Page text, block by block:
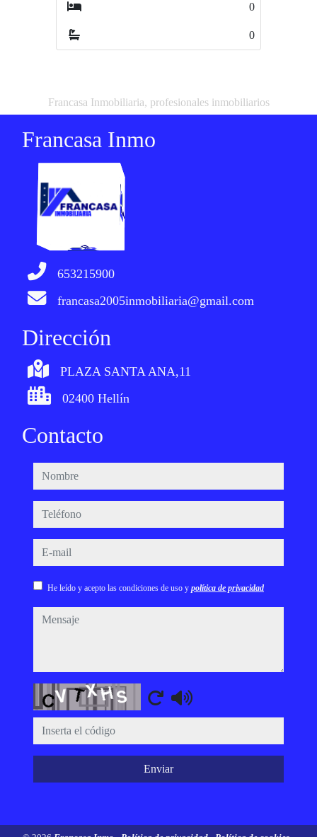
0
0
Francasa Inmobiliaria, profesionales inmobiliarios
Francasa Inmo
653215900
francasa2005inmobiliaria@gmail.com
Dirección
PLAZA SANTA ANA,11
02400 Hellín
Contacto
nombre
teléfono
e-mail
He leído y acepto las condiciones de uso y política de privacidad
mensaje
Captcha
Enviar